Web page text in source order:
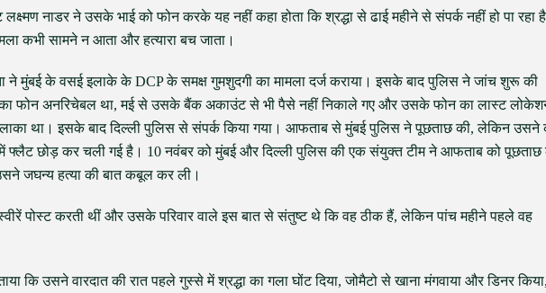
लक्ष्मण नाडर ने उसके भाई को फोन करके यह नहीं कहा होता कि श्रद्धा से ढाई महीने से संपर्क नहीं हो पा रहा
कभी सामने न आता और हत्यारा बच जाता।
ने मुंबई के वसई इलाके के DCP के समक्ष गुमशुदगी का मामला दर्ज कराया। इसके बाद पुलिस ने जांच शुरू की
फोन अनरिचेबल था, मई से उसके बैंक अकाउंट से भी पैसे नहीं निकाले गए और उसके फोन का लास्ट
था। इसके बाद दिल्ली पुलिस से संपर्क किया गया। आफताब से मुंबई पुलिस ने पूछताछ की, लेकिन उसने
में फ्लैट छोड़ कर चली गई है। 10 नवंबर को मुंबई और दिल्ली पुलिस की एक संयुक्त टीम ने आफताब को
जघन्य हत्या की बात कबूल कर ली।
पोस्ट करती थीं और उसके परिवार वाले इस बात से संतुष्ट थे कि वह ठीक हैं, लेकिन पांच महीने पहले वह
कि उसने वारदात की रात पहले गुस्से में श्रद्धा का गला घोंट दिया, जोमैटो से खाना मंगवाया और डिनर किया,